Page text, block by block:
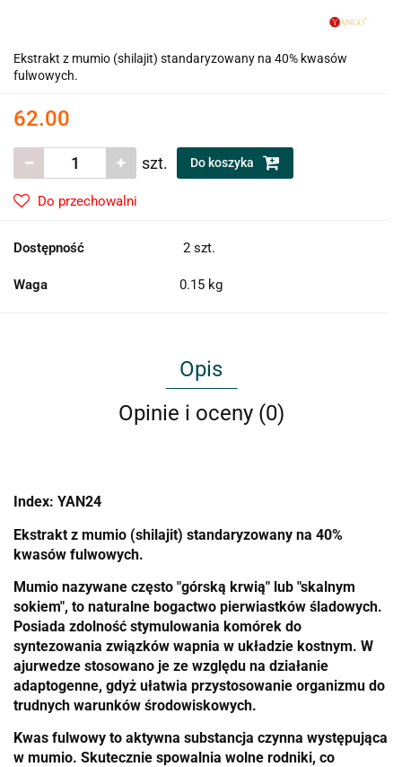
Ekstrakt z mumio (shilajit) standaryzowany na 40% kwasów
fulwowych.
62.00
szt. Do koszyka
Do przechowalni
Dostępność 2 szt.
Waga 0.15 kg
Opis
Opinie i oceny (0)
Index: YAN24
Ekstrakt z mumio (shilajit) standaryzowany na 40%
kwasów fulwowych.
Mumio nazywane często "górską krwią" lub "skalnym
sokiem", to naturalne bogactwo pierwiastków śladowych.
Posiada zdolność stymulowania komórek do
syntezowania związków wapnia w układzie kostnym. W
ajurwedze stosowano je ze względu na działanie
adaptogenne, gdyż ułatwia przystosowanie organizmu do
trudnych warunków środowiskowych.
Kwas fulwowy to aktywna substancja czynna występująca
w mumio. Skutecznie spowalnia wolne rodniki, co